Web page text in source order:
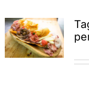
ADD TO
CART
/
DETTAGLI